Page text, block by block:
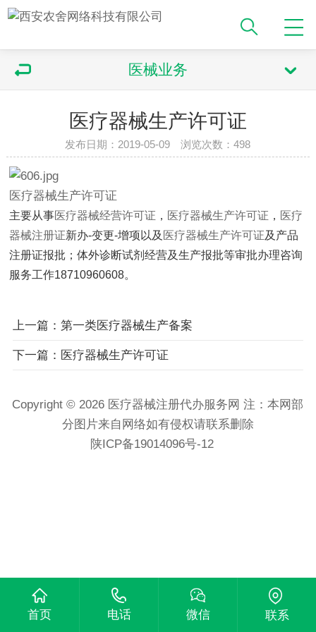
医械业务
医疗器械生产许可证
发布日期：2019-05-09 浏览次数：498
医疗器械生产许可证
主要从事医疗器械经营许可证 ， 医疗器械生产许可证 ， 医疗
器械注册证新办-变更-增项以及 医疗器械生产许可证及产品
注册证报批；体外诊断试剂经营及生产报批等审批办理咨询
服务工作18710960608。
上一篇：第一类医疗器械生产备案
下一篇：医疗器械生产许可证
Copyright © 2026 医疗器械注册代办服务网 注：本网部
分图片来自网络如有侵权请联系删除
陕ICP备19014096号-12
首页 电话 微信 联系